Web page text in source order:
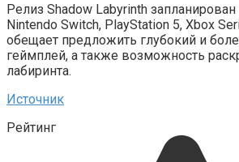
Релиз Shadow Labyrinth
Nintendo Switch, PlayStation 5, Xbox
обещает предложить глубокий и
геймплей, а также возможность
лабиринта.
Источник
Рейтинг